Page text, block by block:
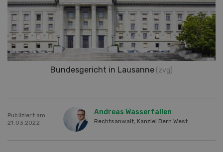
Bundesgericht in Lausanne (zvg)
Publiziert am
21.03.2022
Andreas Wasserfallen
Rechtsanwalt, Kanzlei Bern West